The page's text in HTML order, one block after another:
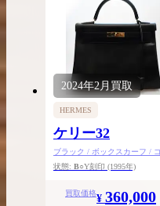
2024年2月買取
HERMES
ケリー32
ブラック / ボックスカーフ / ゴ
ド金具
状態: B○Y刻印 (1995年)
買取価格¥ 360,000